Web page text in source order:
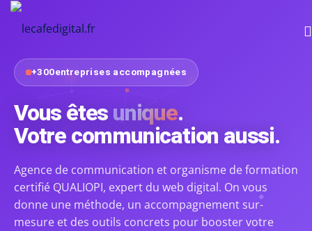
Ateliers
Masterclass
&
Infos
pratiques
Rentrées
à
venir
+300entreprises accompagnées
Vous êtesunique.
Votre communication aussi.
Agence de communication et organisme de formation
certifié QUALIOPI, expert du web digital. On vous
donne une méthode, un accompagnement sur-
mesure et des outils concrets pour booster votre